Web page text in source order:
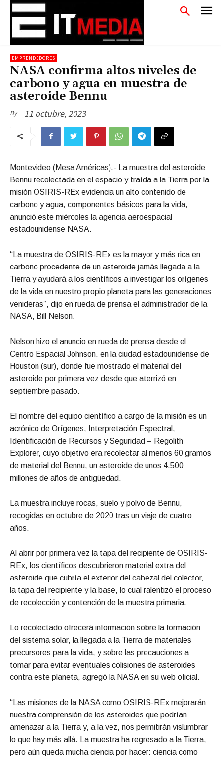
EMPRENDEDORES
NASA confirma altos niveles de
carbono y agua en muestra de
asteroide Bennu
By 11 octubre, 2023
Montevideo (Mesa Américas).- La muestra del asteroide
Bennu recolectada en el espacio y traída a la Tierra por la
misión OSIRIS-REx evidencia un alto contenido de
carbono y agua, componentes básicos para la vida,
anunció este miércoles la agencia aeroespacial
estadounidense NASA.
“La muestra de OSIRIS-REx es la mayor y más rica en
carbono procedente de un asteroide jamás llegada a la
Tierra y ayudará a los científicos a investigar los orígenes
de la vida en nuestro propio planeta para las generaciones
venideras”, dijo en rueda de prensa el administrador de la
NASA, Bill Nelson.
Nelson hizo el anuncio en rueda de prensa desde el
Centro Espacial Johnson, en la ciudad estadounidense de
Houston (sur), donde fue mostrado el material del
asteroide por primera vez desde que aterrizó en
septiembre pasado.
El nombre del equipo científico a cargo de la misión es un
acrónico de Orígenes, Interpretación Espectral,
Identificación de Recursos y Seguridad – Regolith
Explorer, cuyo objetivo era recolectar al menos 60 gramos
de material del Bennu, un asteroide de unos 4.500
millones de años de antigüedad.
La muestra incluye rocas, suelo y polvo de Bennu,
recogidas en octubre de 2020 tras un viaje de cuatro
años.
Al abrir por primera vez la tapa del recipiente de OSIRIS-
REx, los científicos descubrieron material extra del
asteroide que cubría el exterior del cabezal del colector,
la tapa del recipiente y la base, lo cual ralentizó el proceso
de recolección y contención de la muestra primaria.
Lo recolectado ofrecerá información sobre la formación
del sistema solar, la llegada a la Tierra de materiales
precursores para la vida, y sobre las precauciones a
tomar para evitar eventuales colisiones de asteroides
contra este planeta, agregó la NASA en su web oficial.
“Las misiones de la NASA como OSIRIS-REx mejorarán
nuestra comprensión de los asteroides que podrían
amenazar a la Tierra y, a la vez, nos permitirán vislumbrar
lo que hay más allá. La muestra ha regresado a la Tierra,
pero aún queda mucha ciencia por hacer: ciencia como